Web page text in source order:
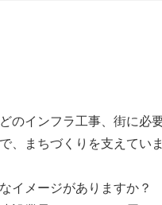
のインフラ工事、街に必
、まちづくりを支えていま
イメージがありますか？